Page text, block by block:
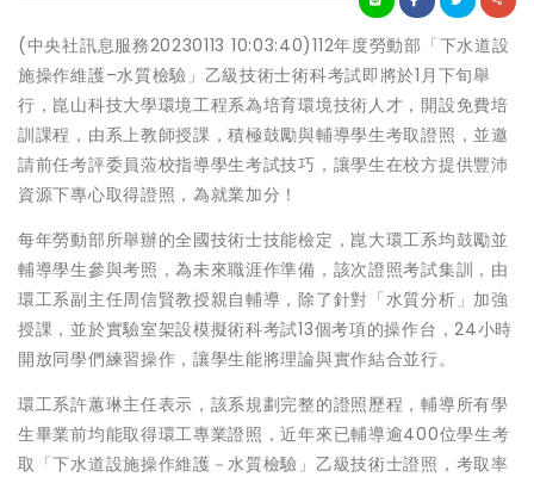
(中央社訊息服務20230113 10:03:40)112年度勞動部「下水道設
施操作維護–水質檢驗」乙級技術士術科考試即將於1月下旬舉
行，崑山科技大學環境工程系為培育環境技術人才，開設免費培
訓課程，由系上教師授課，積極鼓勵與輔導學生考取證照，並邀
請前任考評委員蒞校指導學生考試技巧，讓學生在校方提供豐沛
資源下專心取得證照，為就業加分！
每年勞動部所舉辦的全國技術士技能檢定，崑大環工系均鼓勵並
輔導學生參與考照，為未來職涯作準備，該次證照考試集訓，由
環工系副主任周信賢教授親自輔導，除了針對「水質分析」加強
授課，並於實驗室架設模擬術科考試13個考項的操作台，24小時
開放同學們練習操作，讓學生能將理論與實作結合並行。
環工系許蕙琳主任表示，該系規劃完整的證照歷程，輔導所有學
生畢業前均能取得環工專業證照，近年來已輔導逾400位學生考
取「下水道設施操作維護－水質檢驗」乙級技術士證照，考取率